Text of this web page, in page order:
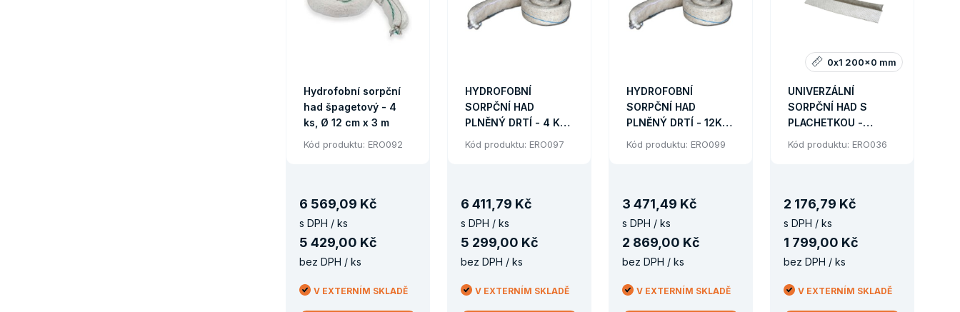
Hydrofobní sorpční
had špagetový - 4
ks, Ø 12 cm x 3 m
Kód produktu: ERO092
6 569,09 Kč
s DPH / ks
5 429,00 Kč
bez DPH / ks
V EXTERNÍM SKLADĚ
HYDROFOBNÍ
SORPČNÍ HAD
PLNĚNÝ DRTÍ - 4 KS
PRŮM.13 CM X 3 M
Kód produktu: ERO097
6 411,79 Kč
s DPH / ks
5 299,00 Kč
bez DPH / ks
V EXTERNÍM SKLADĚ
HYDROFOBNÍ
SORPČNÍ HAD
PLNĚNÝ DRTÍ - 12KS.
PRUMĚR 8 CM X
1,22M
Kód produktu: ERO099
3 471,49 Kč
s DPH / ks
2 869,00 Kč
bez DPH / ks
V EXTERNÍM SKLADĚ
UNIVERZÁLNÍ
SORPČNÍ HAD S
PLACHETKOU -
SORBENT TEXTILNÍ 8
Kód produktu: ERO036
0x1 200x0 mm
2 176,79 Kč
s DPH / ks
1 799,00 Kč
bez DPH / ks
V EXTERNÍM SKLADĚ